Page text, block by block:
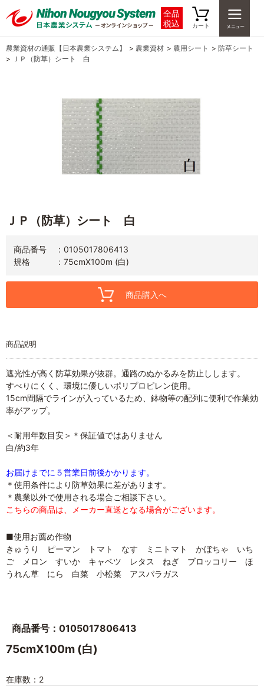
全品
税込
カート
農業資材の通販【日本農業システム】 > 農業資材 > 農用シート > 防草シート
>
ＪＰ（防草）シート 白
ＪＰ（防草）シート 白
商品番号
0105017806413
規格
75cmX100m (白)
商品購入へ
商品説明
遮光性が高く防草効果が抜群。通路のぬかるみを防止しします。
すべりにくく、環境に優しいポリプロピレン使用。
15cm間隔でラインが入っているため、鉢物等の配列に便利で作業効
率がアップ。
＜耐用年数目安＞＊保証値ではありません
白/約3年
お届けまでに５営業日前後かかります。
＊使用条件により防草効果に差があります。
＊農業以外で使用される場合ご相談下さい。
こちらの商品は、メーカー直送となる場合がございます。
■使用お薦め作物
きゅうり ピーマン トマト なす ミニトマト かぼちゃ いち
ご メロン すいか キャベツ レタス ねぎ ブロッコリー ほ
うれん草 にら 白菜 小松菜 アスパラガス
商品番号：0105017806413
75cmX100m (白)
在庫数：2